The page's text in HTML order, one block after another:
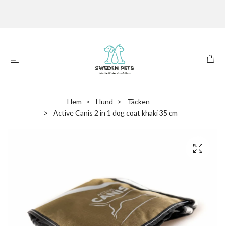
Hem Hund
Täcken
Active Canis 2 in 1 dog coat khaki 35 cm